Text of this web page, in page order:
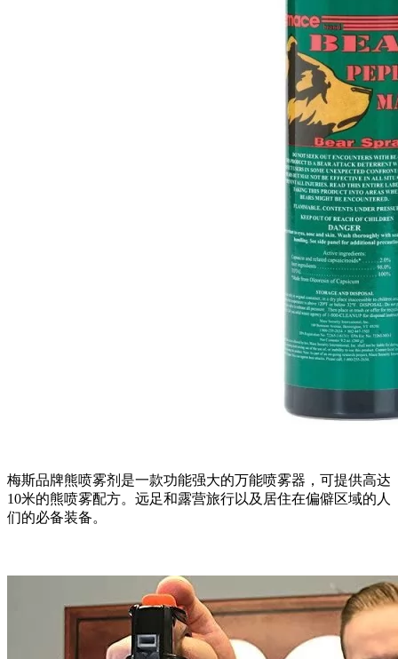
梅斯品牌熊喷雾剂是一款功能强大的万能喷雾器，可提供高达
10米的熊喷雾配方。远足和露营旅行以及居住在偏僻区域的人
们的必备装备。